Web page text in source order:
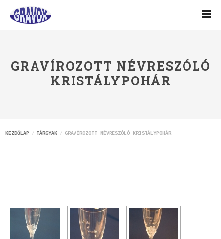
GRAVÍROZOTT NÉVRESZÓLÓ
KRISTÁLYPOHÁR
KEZDŐLAP TÁRGYAK GRAVÍROZOTT NÉVRESZÓLÓ KRISTÁLYPOHÁR